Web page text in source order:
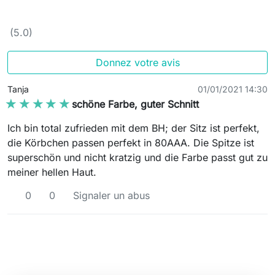
(5.0)
Donnez votre avis
Tanja 01/01/2021 14:30
★★★★★
★★★★★ schöne Farbe, guter Schnitt
Ich bin total zufrieden mit dem BH; der Sitz ist perfekt,
die Körbchen passen perfekt in 80AAA. Die Spitze ist
superschön und nicht kratzig und die Farbe passt gut zu
meiner hellen Haut.
0
0 Signaler un abus